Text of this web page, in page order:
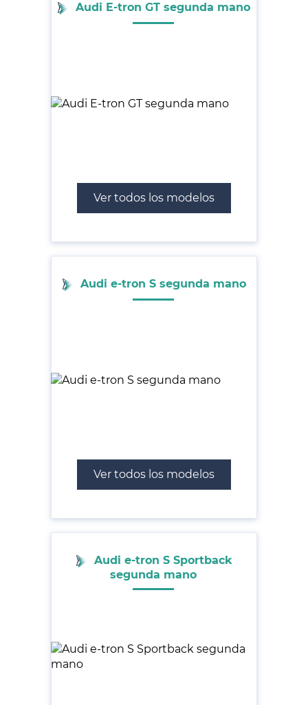
Audi E-tron GT segunda mano
Ver todos los modelos
Audi e-tron S segunda mano
Ver todos los modelos
Audi e-tron S Sportback
segunda mano